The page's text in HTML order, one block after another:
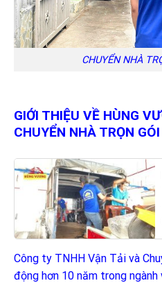
CHUYỂN NHÀ
GIỚI THIỆU VỀ HÙNG
CHUYỂN NHÀ TRỌN
Công ty TNHH Vận Tải và
động hơn 10 năm trong